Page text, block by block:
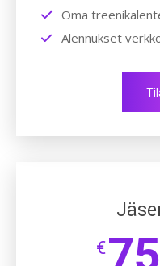
Oma
Alennukset
€75